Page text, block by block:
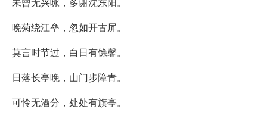
晚菊绕江垒，忽如开古屏。
莫言时节过，白日有馀馨。
日落长亭晚，山门步障青。
可怜无酒分，处处有旗亭。